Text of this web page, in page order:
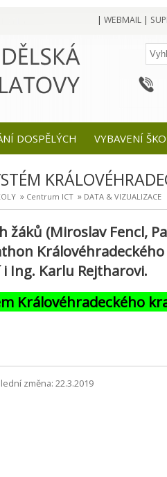
| WEBMAIL|
DOSPĚLÝCH VYBAVENÍ
» Centrum ICT» DATA & VIZUALIZACE
žáků (Miroslav Fencl,
Ing. Karlu Rejtharovi.
Královéhradeckého
změna: 22.3.2019